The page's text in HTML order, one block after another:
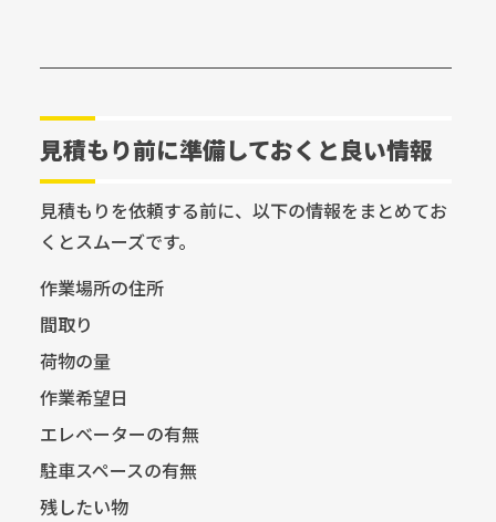
見積もり前に準備しておくと良い情報
見積もりを依頼する前に、以下の情報をまとめてお
くとスムーズです。
作業場所の住所
間取り
荷物の量
作業希望日
エレベーターの有無
駐車スペースの有無
残したい物